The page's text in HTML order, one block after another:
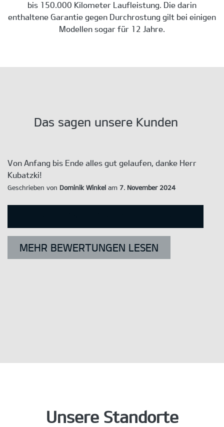
bis 150.000 Kilometer Laufleistung. Die darin
enthaltene Garantie gegen Durchrostung gilt bei einigen
Modellen sogar für 12 Jahre.
Das sagen unsere Kunden
Von Anfang bis Ende alles gut gelaufen, danke Herr
Kubatzki!
Geschrieben von Dominik Winkel am 7. November 2024
MEHR BEWERTUNGEN LESEN
Unsere Standorte